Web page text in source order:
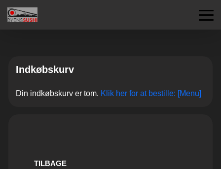
Indkøbskurv
Din indkøbskurv er tom. Klik her for at bestille: [Menu]
TILBAGE